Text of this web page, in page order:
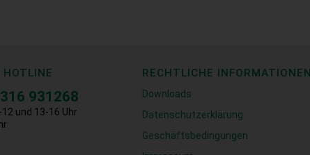
HOTLINE
931268
12 und 13-16 Uhr
RECHTLICHE INFORMATIONEN
Downloads
Datenschutzerklärung
Geschäftsbedingungen